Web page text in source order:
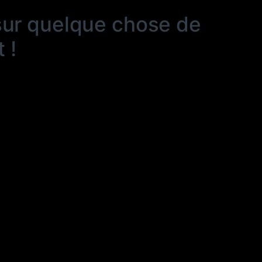
quelque chose de
!